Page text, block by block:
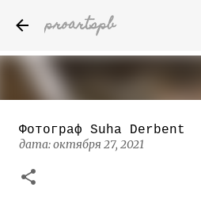
proartspb
Бумажные скульптуры
художника Келвина
дата:
Фотограф Suha Derbent
дата:октября 27, 2021